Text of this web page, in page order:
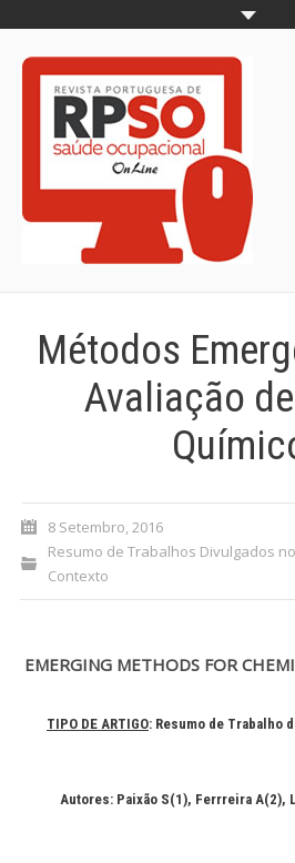
Home
Trabalhos
Normas para
Processo de
Submeta aqui
procura)
Investigarem
Métodos
Avaliação
8 Setembro, 2016
Resumo de Trabalhos Divulgados
Contexto
EMERGING METHODS FOR
TIPO DE ARTIGO: Resumo de Trabalho
Autores: Paixão S(1), Ferrreira A(2),